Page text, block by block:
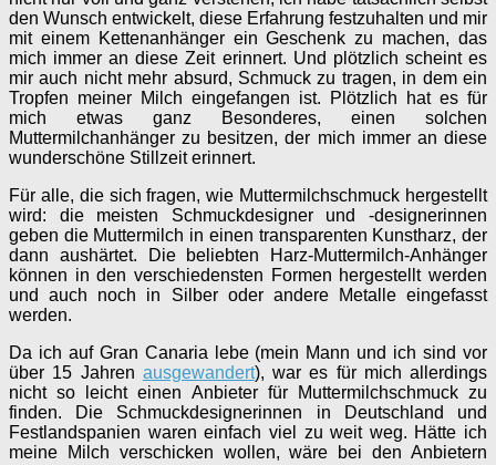
den Wunsch entwickelt, diese Erfahrung festzuhalten und mir
mit einem Kettenanhänger ein Geschenk zu machen, das
mich immer an diese Zeit erinnert. Und plötzlich scheint es
mir auch nicht mehr absurd, Schmuck zu tragen, in dem ein
Tropfen meiner Milch eingefangen ist. Plötzlich hat es für
mich etwas ganz Besonderes, einen solchen
Muttermilchanhänger zu besitzen, der mich immer an diese
wunderschöne Stillzeit erinnert.
Für alle, die sich fragen, wie Muttermilchschmuck hergestellt
wird: die meisten Schmuckdesigner und -designerinnen
geben die Muttermilch in einen transparenten Kunstharz, der
dann aushärtet. Die beliebten Harz-Muttermilch-Anhänger
können in den verschiedensten Formen hergestellt werden
und auch noch in Silber oder andere Metalle eingefasst
werden.
Da ich auf Gran Canaria lebe (mein Mann und ich sind vor
über 15 Jahren ausgewandert), war es für mich allerdings
nicht so leicht einen Anbieter für Muttermilchschmuck zu
finden. Die Schmuckdesignerinnen in Deutschland und
Festlandspanien waren einfach viel zu weit weg. Hätte ich
meine Milch verschicken wollen, wäre bei den Anbietern